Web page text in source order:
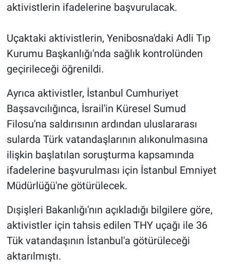
aktivistlerin ifadelerine başvurulacak.
Uçaktaki aktivistlerin, Yenibosna'daki Adli Tıp
Kurumu Başkanlığı'nda sağlık kontrolünden
geçirileceği öğrenildi.
Ayrıca aktivistler, İstanbul Cumhuriyet
Başsavcılığınca, İsrail'in Küresel Sumud
Filosu'na saldırısının ardından uluslararası
sularda Türk vatandaşlarının alıkonulmasına
ilişkin başlatılan soruşturma kapsamında
ifadelerine başvurulması için İstanbul Emniyet
Müdürlüğü'ne götürülecek.
Dışişleri Bakanlığı'nın açıkladığı bilgilere göre,
aktivistler için tahsis edilen THY uçağı ile 36
Tük vatandaşının İstanbul'a götürüleceği
aktarılmıştı.